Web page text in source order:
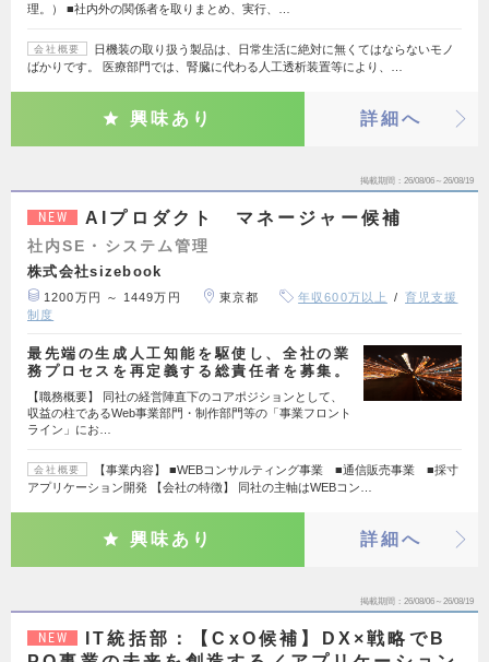
理。） ■社内外の関係者を取りまとめ、実行、…
会社概要
日機装の取り扱う製品は、日常生活に絶対に無くてはならないモノ
ばかりです。 医療部門では、腎臓に代わる人工透析装置等により、…
興味あり 詳細へ
掲載期間 26/08/06～26/08/19
NEW AIプロダクト マネージャー候補
社内SE・システム管理
株式会社sizebook
1200万円 ～ 1449万円 東京都 年収600万以上
育児支援
制度
最先端の生成人工知能を駆使し、全社の業
務プロセスを再定義する総責任者を募集。
【職務概要】 同社の経営陣直下のコアポジションとして、
収益の柱であるWeb事業部門・制作部門等の「事業フロント
ライン」にお…
会社概要
【事業内容】 ■WEBコンサルティング事業 ■通信販売事業 ■採寸
アプリケーション開発 【会社の特徴】 同社の主軸はWEBコン…
興味あり 詳細へ
掲載期間 26/08/06～26/08/19
NEW
IT統括部：【CxO候補】DX×戦略でB